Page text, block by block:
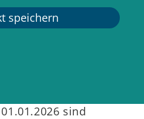
der
sind